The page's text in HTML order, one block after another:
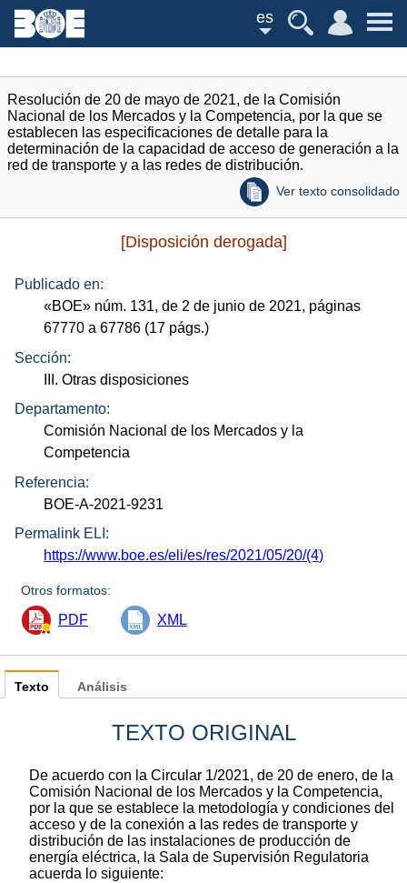
es
Resolución de 20 de mayo de 2021, de la Comisión
Nacional de los Mercados y la Competencia, por la que se
establecen las especificaciones de detalle para la
determinación de la capacidad de acceso de generación a la
red de transporte y a las redes de distribución.
Ver texto consolidado
[Disposición derogada]
Publicado en:
«BOE» núm. 131, de 2 de junio de 2021, páginas
67770 a 67786 (17 págs.)
Sección:
III. Otras disposiciones
Departamento:
Comisión Nacional de los Mercados y la
Competencia
Referencia:
BOE-A-2021-9231
Permalink ELI:
https://www.boe.es/eli/es/res/2021/05/20/(4)
Otros formatos:
PDF XML
Texto
TEXTO ORIGINAL
De acuerdo con la Circular 1/2021, de 20 de enero, de la
Comisión Nacional de los Mercados y la Competencia,
por la que se establece la metodología y condiciones del
acceso y de la conexión a las redes de transporte y
distribución de las instalaciones de producción de
energía eléctrica, la Sala de Supervisión Regulatoria
acuerda lo siguiente:
Análisis